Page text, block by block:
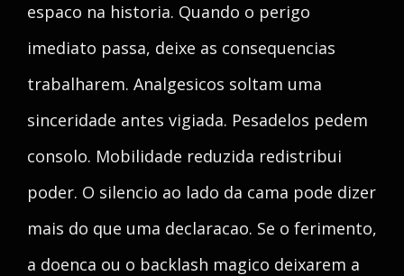
espaco na historia. Quando o perigo
imediato passa, deixe as consequencias
trabalharem. Analgesicos soltam uma
sinceridade antes vigiada. Pesadelos pedem
consolo. Mobilidade reduzida redistribui
poder. O silencio ao lado da cama pode dizer
mais do que uma declaracao. Se o ferimento,
a doenca ou o backlash magico deixarem a